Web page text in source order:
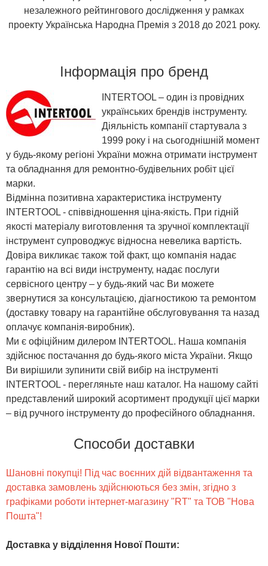
незалежного рейтингового дослідження у рамках
проекту Українська Народна Премія з 2018 до 2021 року.
Інформація про бренд
INTERTOOL – один із провідних
українських брендів інструменту.
Діяльність компанії стартувала з
1999 року і на сьогоднішній момент
у будь-якому регіоні України можна отримати інструмент
та обладнання для ремонтно-будівельних робіт цієї
марки.
Відмінна позитивна характеристика інструменту
INTERTOOL - співвідношення ціна-якість. При гідній
якості матеріалу виготовлення та зручної комплектації
інструмент супроводжує відносна невелика вартість.
Довіра викликає також той факт, що компанія надає
гарантію на всі види інструменту, надає послуги
сервісного центру – у будь-який час Ви можете
звернутися за консультацією, діагностикою та ремонтом
(доставку товару на гарантійне обслуговування та назад
оплачує компанія-виробник).
Ми є офіційним дилером INTERTOOL. Наша компанія
здійснює постачання до будь-якого міста України. Якщо
Ви вирішили зупинити свій вибір на інструменті
INTERTOOL - перегляньте наш каталог. На нашому сайті
представлений широкий асортимент продукції цієї марки
– від ручного інструменту до професійного обладнання.
Способи доставки
Шановні покупці! Під час воєнних дій відвантаження та
доставка замовлень здійснюються без змін, згідно з
графіками роботи інтернет-магазину "RT" та ТОВ "Нова
Пошта"!
Доставка у відділення Нової Пошти: